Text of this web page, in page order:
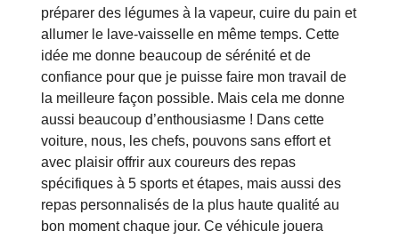
préparer des légumes à la vapeur, cuire du pain et
allumer le lave-vaisselle en même temps. Cette
idée me donne beaucoup de sérénité et de
confiance pour que je puisse faire mon travail de
la meilleure façon possible. Mais cela me donne
aussi beaucoup d’enthousiasme ! Dans cette
voiture, nous, les chefs, pouvons sans effort et
avec plaisir offrir aux coureurs des repas
spécifiques à 5 sports et étapes, mais aussi des
repas personnalisés de la plus haute qualité au
bon moment chaque jour. Ce véhicule jouera